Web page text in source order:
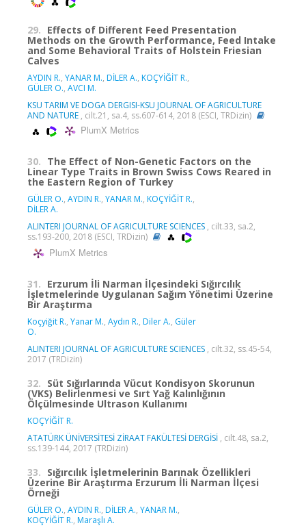
29. Effects of Different Feed Presentation
Methods on the Growth Performance, Feed Intake
and Some Behavioral Traits of Holstein Friesian
Calves
AYDIN R., YANAR M., DİLER A., KOÇYİĞİT R.,
GÜLER O., AVCI M.
KSU TARIM VE DOGA DERGISI-KSU JOURNAL OF AGRICULTURE
AND NATURE , cilt.21, sa.4, ss.607-614, 2018 (ESCI, TRDizin)
PlumX Metrics
30. The Effect of Non-Genetic Factors on the
Linear Type Traits in Brown Swiss Cows Reared in
the Eastern Region of Turkey
GÜLER O., AYDIN R., YANAR M., KOÇYİĞİT R.,
DİLER A.
ALINTERI JOURNAL OF AGRICULTURE SCIENCES , cilt.33, sa.2,
ss.193-200, 2018 (ESCI, TRDizin)
PlumX Metrics
31. Erzurum İli Narman İlçesindeki Sığırcılık
İşletmelerinde Uygulanan Sağım Yönetimi Üzerine
Bir Araştırma
Koçyiğit R., Yanar M., Aydın R., Diler A., Güler
O.
ALINTERI JOURNAL OF AGRICULTURE SCIENCES , cilt.32, ss.45-54,
2017 (TRDizin)
32. Süt Sığırlarında Vücut Kondisyon Skorunun
(VKS) Belirlenmesi ve Sırt Yağ Kalınlığının
Ölçülmesinde Ultrason Kullanımı
KOÇYİĞİT R.
ATATÜRK ÜNİVERSİTESİ ZİRAAT FAKÜLTESİ DERGİSİ , cilt.48, sa.2,
ss.139-144, 2017 (TRDizin)
33. Sığırcılık İşletmelerinin Barınak Özellikleri
Üzerine Bir Araştırma Erzurum İli Narman İlçesi
Örneği
GÜLER O., AYDIN R., DİLER A., YANAR M.,
KOÇYİĞİT R., Maraşlı A.